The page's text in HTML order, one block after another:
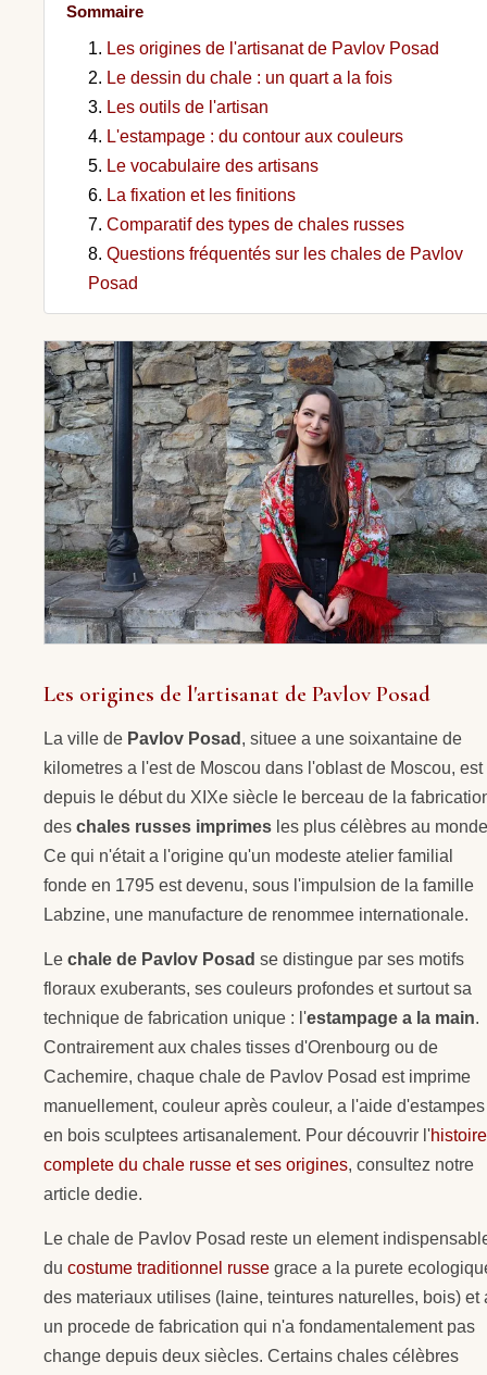
Sommaire
Les origines de l'artisanat de Pavlov Posad
Le dessin du chale : un quart a la fois
Les outils de l'artisan
L'estampage : du contour aux couleurs
Le vocabulaire des artisans
La fixation et les finitions
Comparatif des types de chales russes
Questions fréquentés sur les chales de Pavlov
Posad
Les origines de l'artisanat de Pavlov Posad
La ville de Pavlov Posad , situee a une soixantaine de
kilometres a l'est de Moscou dans l'oblast de Moscou, est
depuis le début du XIXe siècle le berceau de la
des chales russes imprimes les plus célèbres au
Ce qui n'était a l'origine qu'un modeste atelier familial
fonde en 1795 est devenu, sous l'impulsion de la famille
Labzine, une manufacture de renommee internationale.
Le chale de Pavlov Posad se distingue par ses motifs
floraux exuberants, ses couleurs profondes et surtout sa
technique de fabrication unique : l'estampage a la main.
Contrairement aux chales tisses d'Orenbourg ou de
Cachemire, chaque chale de Pavlov Posad est imprime
manuellement, couleur après couleur, a l'aide d'estampes
en bois sculptees artisanalement. Pour découvrir l'histoire
complete du chale russe et ses origines, consultez notre
article dedie.
Le chale de Pavlov Posad reste un element
du costume traditionnel russe grace a la purete
des materiaux utilises (laine, teintures naturelles, bois) et
un procede de fabrication qui n'a fondamentalement pas
change depuis deux siècles. Certains chales célèbres